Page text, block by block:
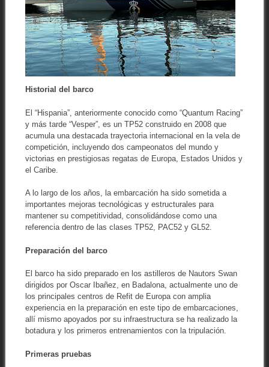
Historial del barco
El “Hispania”, anteriormente conocido como “Quantum Racing”
y más tarde “Vesper”, es un TP52 construido en 2008 que
acumula una destacada trayectoria internacional en la vela de
competición, incluyendo dos campeonatos del mundo y
victorias en prestigiosas regatas de Europa, Estados Unidos y
el Caribe.
A lo largo de los años, la embarcación ha sido sometida a
importantes mejoras tecnológicas y estructurales para
mantener su competitividad, consolidándose como una
referencia dentro de las clases TP52, PAC52 y GL52.
Preparación del barco
El barco ha sido preparado en los astilleros de Nautors Swan
dirigidos por Oscar Ibañez, en Badalona, actualmente uno de
los principales centros de Refit de Europa con amplia
experiencia en la preparación en este tipo de embarcaciones,
allí mismo apoyados por su infraestructura se ha realizado la
botadura y los primeros entrenamientos con la tripulación.
Primeras pruebas